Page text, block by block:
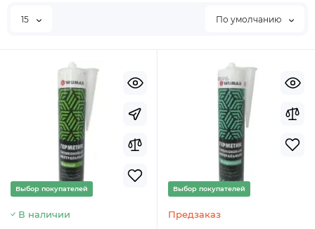
15 По умолчанию
Выбор покупателей
В наличии
Выбор покупателей
Предзаказ